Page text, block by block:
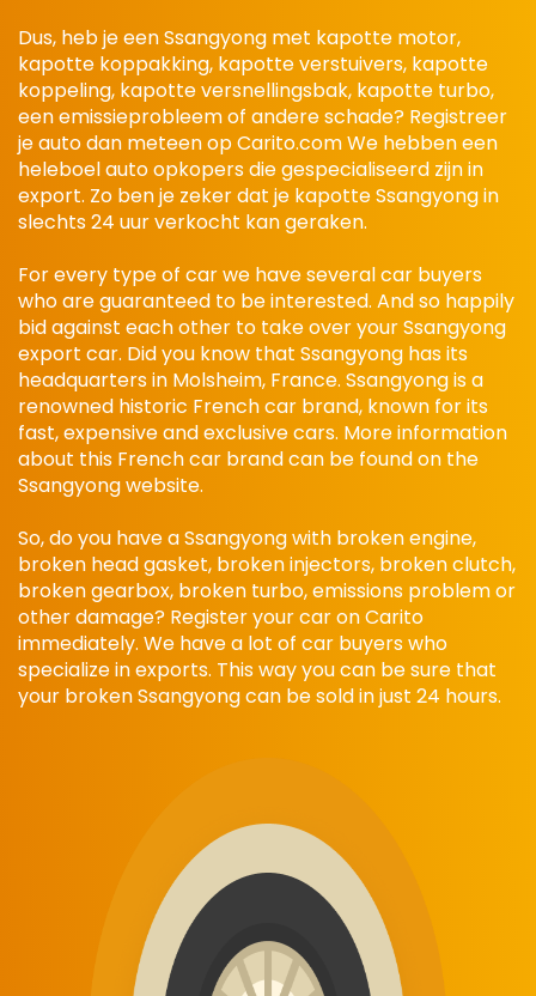
Dus, heb je een Ssangyong met kapotte motor,
kapotte koppakking, kapotte verstuivers, kapotte
koppeling, kapotte versnellingsbak, kapotte turbo,
een emissieprobleem of andere schade? Registreer
je auto dan meteen op Carito.com We hebben een
heleboel auto opkopers die gespecialiseerd zijn in
export. Zo ben je zeker dat je kapotte Ssangyong in
slechts 24 uur verkocht kan geraken.
For every type of car we have several car buyers
who are guaranteed to be interested. And so happily
bid against each other to take over your Ssangyong
export car. Did you know that Ssangyong has its
headquarters in Molsheim, France. Ssangyong is a
renowned historic French car brand, known for its
fast, expensive and exclusive cars. More information
about this French car brand can be found on the
Ssangyong website.
So, do you have a Ssangyong with broken engine,
broken head gasket, broken injectors, broken clutch,
broken gearbox, broken turbo, emissions problem or
other damage? Register your car on Carito
immediately. We have a lot of car buyers who
specialize in exports. This way you can be sure that
your broken Ssangyong can be sold in just 24 hours.